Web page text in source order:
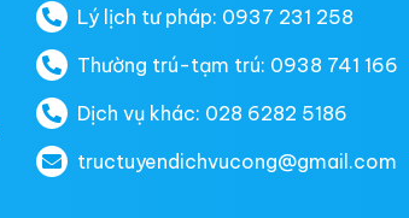
Lý lịch tư pháp: 0937 231 258
Thường trú-tạm trú: 0938 741 166
Dịch vụ khác: 028 6282 5186
tructuyendichvucong@gmail.com